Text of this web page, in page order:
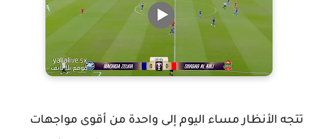
تتجه الأنظار مساء اليوم إلى واحدة من أقوى مواجهات